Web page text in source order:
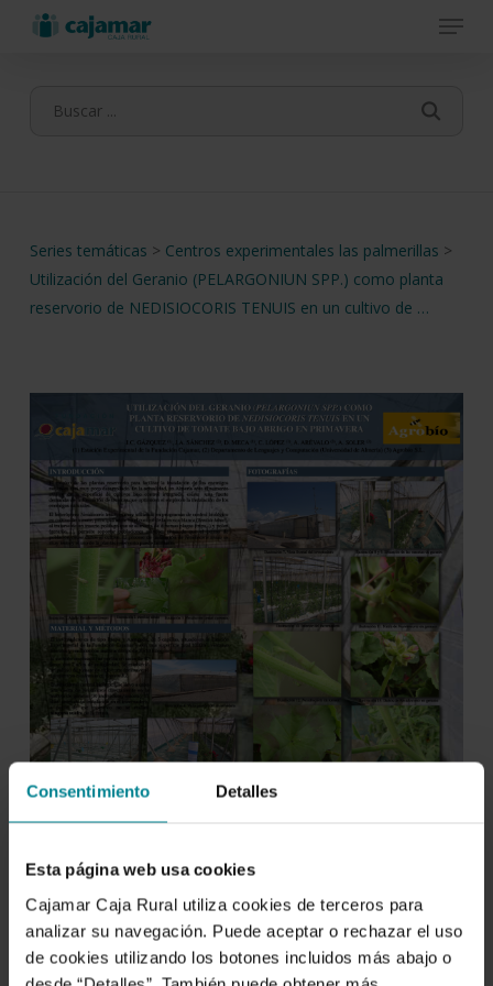
Consentimiento Detalles
Esta página web usa cookies
Cajamar Caja Rural utiliza cookies de terceros para
analizar su navegación. Puede aceptar o rechazar el uso
de cookies utilizando los botones incluidos más abajo o
Menu
Series temáticas > Centros experimentales las palmerillas >
Utilización del Geranio (PELARGONIUN SPP.) como planta
reservorio de NEDISIOCORIS TENUIS en un cultivo de …